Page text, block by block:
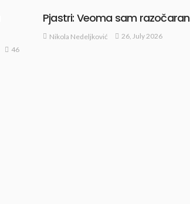
46
Pjastri: Veoma sam razočaran
Nikola Nedeljković 26, July 2026